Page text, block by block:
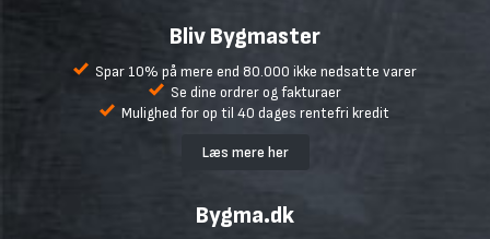
Bliv Bygmaster
Spar 10% på mere end 80.000 ikke nedsatte varer
Se dine ordrer og fakturaer
Mulighed for op til 40 dages rentefri kredit
Læs mere her
Bygma.dk